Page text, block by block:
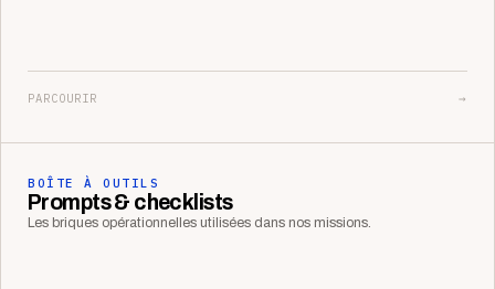
PARCOURIR →
BOÎTE À OUTILS
Prompts & checklists
Les briques opérationnelles utilisées dans nos missions.